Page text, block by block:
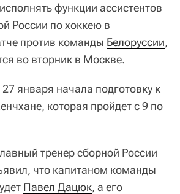
функции ассистентов
России по хоккею в
против команды Белоруссии,
во вторник в Москве.
января начала подготовку к
которая пройдет с 9 по
тренер сборной России
что капитаном команды
Павел Дацюк, а его